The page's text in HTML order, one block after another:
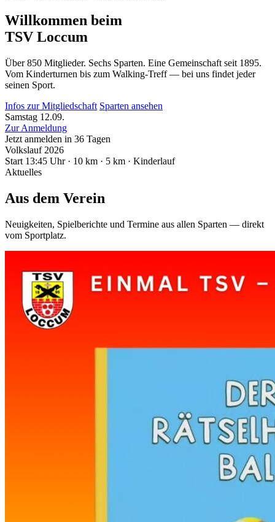
Willkommen beim
TSV Loccum
Über 850 Mitglieder. Sechs Sparten. Eine Gemeinschaft seit 1895.
Vom Kinderturnen bis zum Walking-Treff — bei uns findet jeder
seinen Sport.
Infos zur Mitgliedschaft Sparten ansehen
Samstag 12.09.
Zur Anmeldung
Jetzt anmelden in 36 Tagen
Volkslauf 2026
Start 13:45 Uhr · 10 km · 5 km · Kinderlauf
Aktuelles
Aus dem Verein
Neuigkeiten, Spielberichte und Termine aus allen Sparten — direkt
vom Sportplatz.